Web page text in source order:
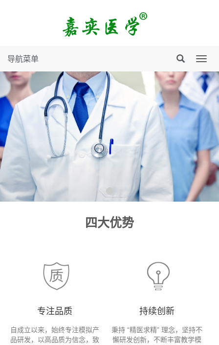
导
菜
单
导航菜单
四大优势
专注品质
自成立以来，始终专注模拟产
品研发，以高品质为信念，致
持续创新
秉持 “精医求精” 理念，坚持不
懈研发创新，不断丰富教学模